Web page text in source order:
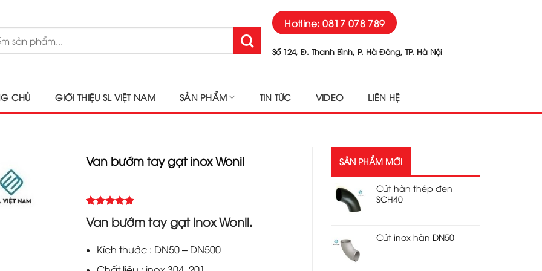
Hotline: 0817 078 789
Số 124, Đ. Thanh Bình, P. Hà Đông, TP. Hà Nội
CHỦ GIỚI THIỆU SL VIỆT NAM SẢN PHẨM TIN TỨC VIDEO LIÊN HỆ
Van bướm tay gạt inox Wonil
5.00
out of 5
customer
rating
Van bướm tay gạt inox Wonil.
Kích thước : DN50 – DN500
SẢN PHẨM MỚI
Cút hàn thép đen
SCH40
Cút inox hàn DN50